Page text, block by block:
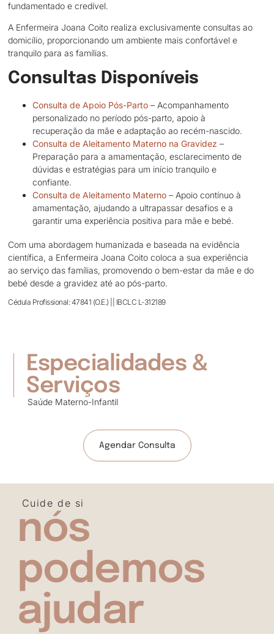
fundamentado e credível.
A Enfermeira Joana Coito realiza exclusivamente consultas ao
domicílio, proporcionando um ambiente mais confortável e
tranquilo para as famílias.
Consultas Disponíveis
Consulta de Apoio Pós-Parto – Acompanhamento
personalizado no período pós-parto, apoio à
recuperação da mãe e adaptação ao recém-nascido.
Consulta de Aleitamento Materno na Gravidez –
Preparação para a amamentação, esclarecimento de
dúvidas e estratégias para um início tranquilo e
confiante.
Consulta de Aleitamento Materno – Apoio contínuo à
amamentação, ajudando a ultrapassar desafios e a
garantir uma experiência positiva para mãe e bebé.
Com uma abordagem humanizada e baseada na evidência
científica, a Enfermeira Joana Coito coloca a sua experiência
ao serviço das famílias, promovendo o bem-estar da mãe e do
bebé desde a gravidez até ao pós-parto.
Cédula Profissional: 47841 (O.E.) || IBCLC L-312189
Especialidades &
Serviços
Saúde Materno-Infantil
Agendar Consulta
Cuide de si
nós
podemos
ajudar